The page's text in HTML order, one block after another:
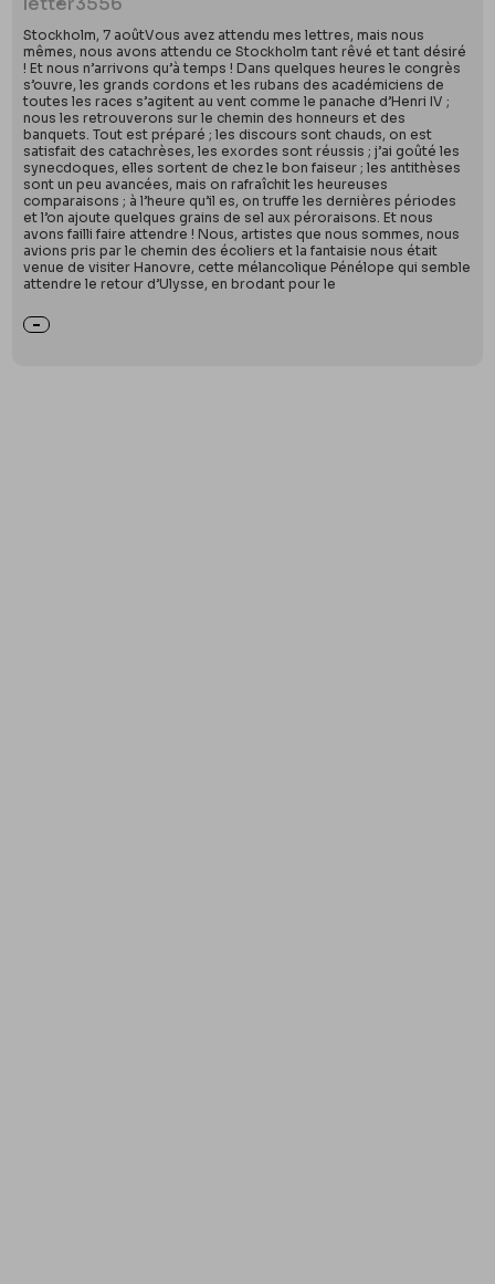
Stockholm, 7 aoûtVous avez attendu mes lettres, mais nous
mêmes, nous avons attendu ce Stockholm tant rêvé et tant désiré
! Et nous n’arrivons qu’à temps ! Dans quelques heures le congrès
s’ouvre, les grands cordons et les rubans des académiciens de
toutes les races s’agitent au vent comme le panache d’Henri IV ;
nous les retrouverons sur le chemin des honneurs et des
banquets. Tout est préparé ; les discours sont chauds, on est
satisfait des catachrèses, les exordes sont réussis ; j’ai goûté les
synecdoques, elles sortent de chez le bon faiseur ; les antithèses
sont un peu avancées, mais on rafraîchit les heureuses
comparaisons ; à l’heure qu’il es, on truffe les dernières périodes
et l’on ajoute quelques grains de sel aux péroraisons. Et nous
avons failli faire attendre ! Nous, artistes que nous sommes, nous
avions pris par le chemin des écoliers et la fantaisie nous était
venue de visiter Hanovre, cette mélancolique Pénélope qui semble
attendre le retour d’Ulysse, en brodant pour le